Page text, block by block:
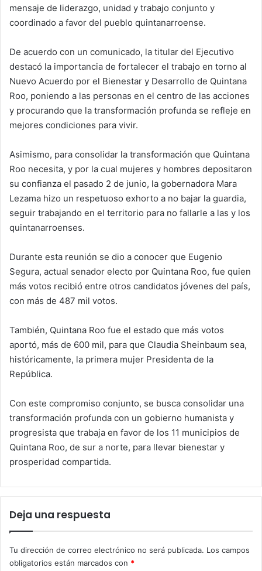
mensaje de liderazgo, unidad y trabajo conjunto y
coordinado a favor del pueblo quintanarroense.
De acuerdo con un comunicado, la titular del Ejecutivo
destacó la importancia de fortalecer el trabajo en torno al
Nuevo Acuerdo por el Bienestar y Desarrollo de Quintana
Roo, poniendo a las personas en el centro de las acciones
y procurando que la transformación profunda se refleje en
mejores condiciones para vivir.
Asimismo, para consolidar la transformación que Quintana
Roo necesita, y por la cual mujeres y hombres depositaron
su confianza el pasado 2 de junio, la gobernadora Mara
Lezama hizo un respetuoso exhorto a no bajar la guardia,
seguir trabajando en el territorio para no fallarle a las y los
quintanarroenses.
Durante esta reunión se dio a conocer que Eugenio
Segura, actual senador electo por Quintana Roo, fue quien
más votos recibió entre otros candidatos jóvenes del país,
con más de 487 mil votos.
También, Quintana Roo fue el estado que más votos
aportó, más de 600 mil, para que Claudia Sheinbaum sea,
históricamente, la primera mujer Presidenta de la
República.
Con este compromiso conjunto, se busca consolidar una
transformación profunda con un gobierno humanista y
progresista que trabaja en favor de los 11 municipios de
Quintana Roo, de sur a norte, para llevar bienestar y
prosperidad compartida.
Deja una respuesta
Tu dirección de correo electrónico no será publicada. Los campos
obligatorios están marcados con *